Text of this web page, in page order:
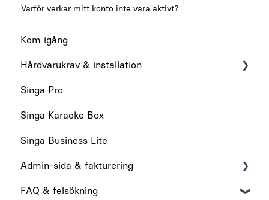
Varför verkar mitt konto inte vara aktivt?
Kom igång
Hårdvarukrav & installation
Hårdvarukrav
Installation
Singa Pro
Singa Karaoke Box
Singa Business Lite
Admin-sida & fakturering
Admin-sida
FAQ & felsökning